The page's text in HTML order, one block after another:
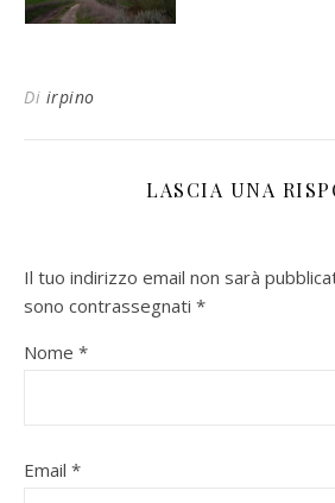
Di irpino
LASCIA UNA
Il tuo indirizzo email non sarà
sono contrassegnati *
Nome *
Email *